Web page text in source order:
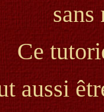
Ce
aussi